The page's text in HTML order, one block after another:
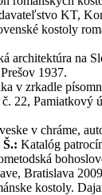
KT,
kostoly
architektúra na
1937.
v zrkadle
22, Pamiatkový
v chráme,
Katalóg
Bratislava
kostoly.